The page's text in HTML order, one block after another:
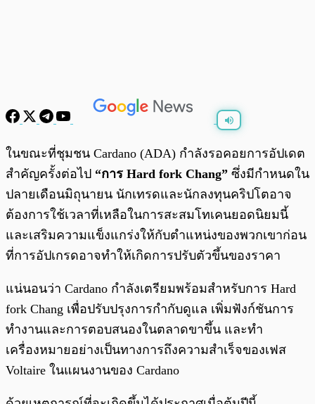
พร้อมเล่น 0:00
ในขณะที่ชุมชน Cardano (ADA) กำลังรอคอยการอัปเดต
สำคัญครั้งต่อไป “การ Hard fork Chang” ซึ่งมีกำหนดใน
ปลายเดือนมิถุนายน นักเทรดและนักลงทุนคริปโตอาจ
ต้องการใช้เวลาที่เหลือในการสะสมโทเคนยอดนิยมนี้
และเสริมความแข็งแกร่งให้กับตำแหน่งของพวกเขาก่อน
ที่การอัปเกรดอาจทำให้เกิดการปรับตัวขึ้นของราคา
แน่นอนว่า Cardano กำลังเตรียมพร้อมสำหรับการ Hard
fork Chang เพื่อปรับปรุงการกำกับดูแล เพิ่มฟังก์ชันการ
ทำงานและการตอบสนองในตลาดขาขึ้น และทำ
เครื่องหมายอย่างเป็นทางการถึงความสำเร็จของเฟส
Voltaire ในแผนงานของ Cardano